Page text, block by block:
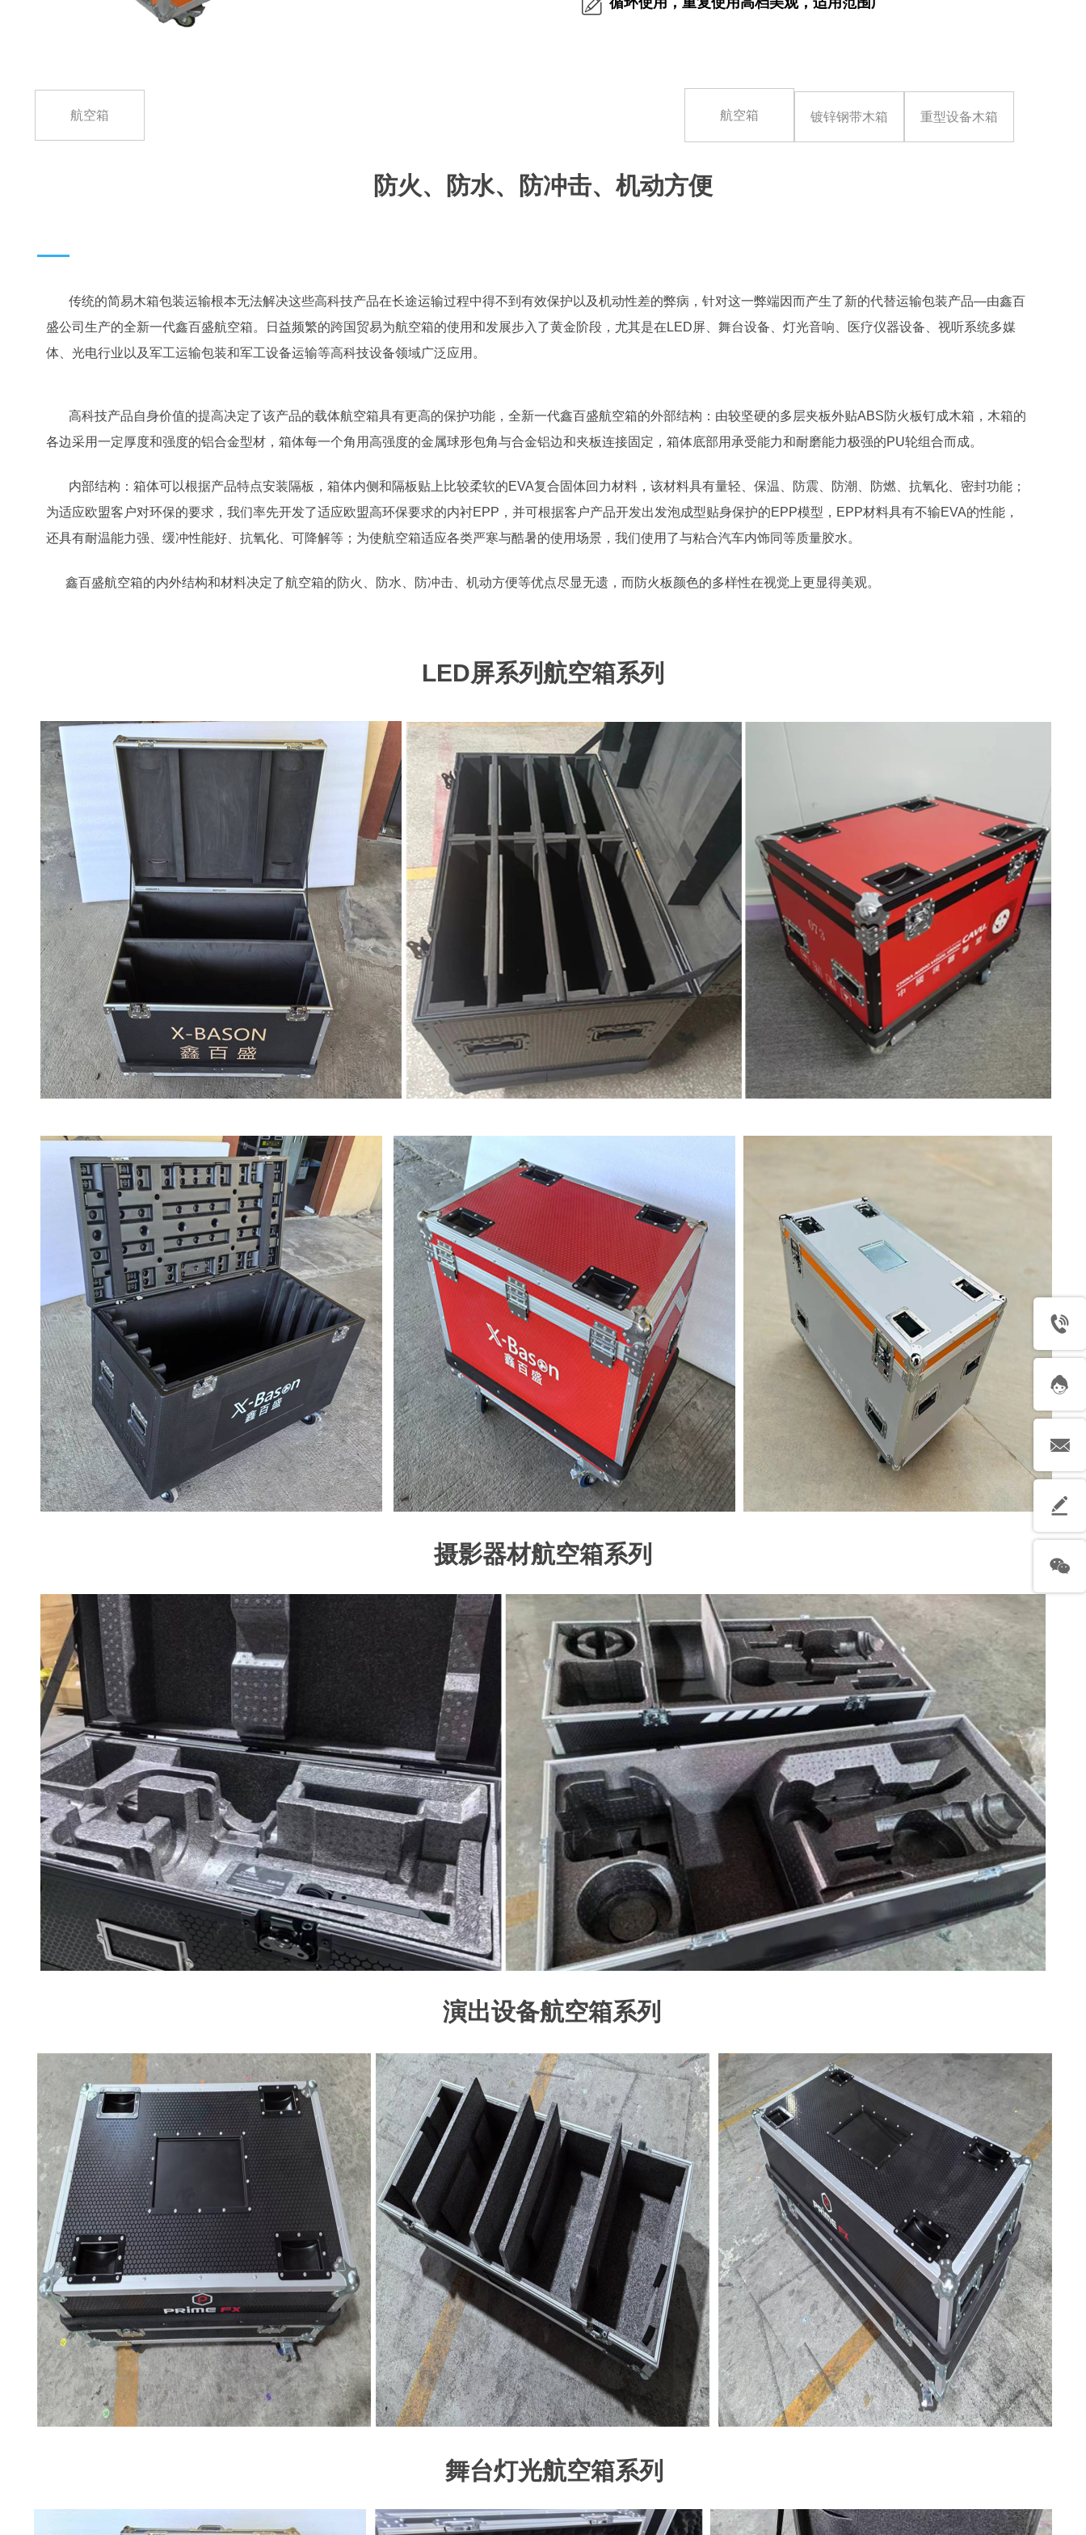
航空箱 航空箱 镀锌钢带木箱 重型设备木箱
防火、防水、防冲击、机动方便
传统的简易木箱包装运输根本无法解决这些高科技产品在长途运输过程中得不到有效保护以及机动性差的弊病，针对这一弊端因而产生了新的代替运输包装产品—由鑫百
盛公司生产的全新一代鑫百盛航空箱。日益频繁的跨国贸易为航空箱的使用和发展步入了黄金阶段，尤其是在LED屏、舞台设备、灯光音响、医疗仪器设备、视听系统多媒
体、光电行业以及军工运输包装和军工设备运输等高科技设备领域广泛应用。
高科技产品自身价值的提高决定了该产品的载体航空箱具有更高的保护功能，全新一代鑫百盛航空箱的外部结构：由较坚硬的多层夹板外贴ABS防火板钉成木箱，木箱的
各边采用一定厚度和强度的铝合金型材，箱体每一个角用高强度的金属球形包角与合金铝边和夹板连接固定，箱体底部用承受能力和耐磨能力极强的PU轮组合而成。
内部结构：箱体可以根据产品特点安装隔板，箱体内侧和隔板贴上比较柔软的EVA复合固体回力材料，该材料具有量轻、保温、防震、防潮、防燃、抗氧化、密封功能；
为适应欧盟客户对环保的要求，我们率先开发了适应欧盟高环保要求的内衬EPP，并可根据客户产品开发出发泡成型贴身保护的EPP模型，EPP材料具有不输EVA的性能，
还具有耐温能力强、缓冲性能好、抗氧化、可降解等；为使航空箱适应各类严寒与酷暑的使用场景，我们使用了与粘合汽车内饰同等质量胶水。
鑫百盛航空箱的内外结构和材料决定了航空箱的防火、防水、防冲击、机动方便等优点尽显无遗，而防火板颜色的多样性在视觉上更显得美观。
LED屏系列航空箱系列
摄影器材航空箱系列
演出设备航空箱系列
舞台灯光航空箱系列